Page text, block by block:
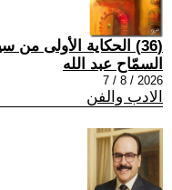
(36) الحكاية الأولى من سيرتي الذاتية، 22
السمّاح عبد الله
2026 / 8 / 7
الادب والفن